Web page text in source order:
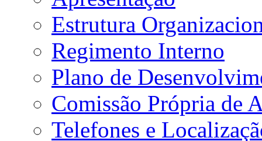
Estrutura
Regimento Interno
Plano de
Comissão Própria de
Telefones e